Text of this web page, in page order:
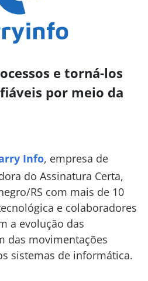
e torná-los
por meio da
Info, empresa de
do Assinatura Certa,
RS com mais de 10
e colaboradores
a evolução das
das movimentações
sistemas de informática.